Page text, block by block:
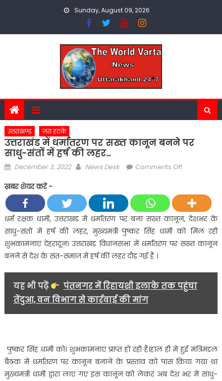
Sunday, August 09, 2026
उत्तराखण्ड ज़रा हटके
उत्तराखंड में धर्मांतरण पर सख्त कानून बनने पर
साधु-संतों में हर्ष की लहर…
Posted
December 3, 2022 Author
News Desk Comments Offon
धर्मांतरण
पर
सख्त
कानून
बनने
संतों
में
की
ख़बर शेयर करें -
धर्म रक्षक धामी, उत्तराखंड में धर्मांतरण पर बना सख्त कानून, देशभर के
साधु-संतों में हर्ष की लहर, मुख्यमंत्री पुष्कर सिंह धामी को मिल रही
शुभकामनाए देहरादून। उत्तराखंड विधानसभा में धर्मांतरण पर सख्त कानून
बनने से देश के संत-समाज में हर्ष की लहर दौड़ गई हैं ।
यह भी पढ़ें
पंतनगर में रिहायशी इलाके तक पहुंचा
तेंदुआ, वन विभाग से कार्रवाई की मांग
पुष्कर सिंह धामी को। शुभकामनाएं प्राप्त हो रही हैं।हाल ही में हुई मंत्रिमंडल
बैठक में धर्मांतरण पर कानून बनाने के प्रस्ताव को पास किया गया था
मुख्यमंत्री धामी द्वारा लाए गए इस कानून को लेकर अब देश भर में साधु-